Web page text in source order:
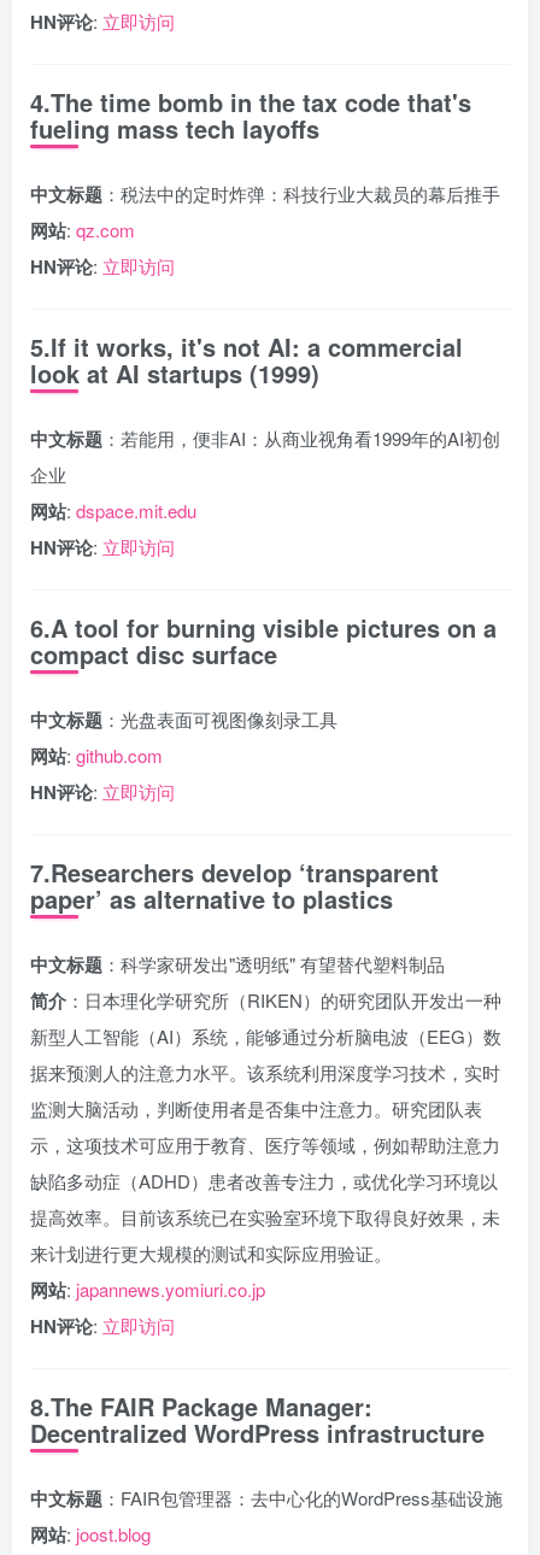
HN评论: 立即访问
4.The time bomb in the tax code that's
fueling mass tech layoffs
中文标题 ：税法中的定时炸弹：科技行业大裁员的幕后推手
网站: qz.com
HN评论: 立即访问
5.If it works, it's not AI: a commercial
look at AI startups (1999)
中文标题 ：若能用，便非AI：从商业视角看1999年的AI初创
企业
网站: dspace.mit.edu
HN评论: 立即访问
6.A tool for burning visible pictures on a
compact disc surface
中文标题 ：光盘表面可视图像刻录工具
网站: github.com
HN评论: 立即访问
7.Researchers develop ‘transparent
paper’ as alternative to plastics
中文标题 ：科学家研发出"透明纸" 有望替代塑料制品
简介 ：日本理化学研究所（RIKEN）的研究团队开发出一种
新型人工智能（AI）系统，能够通过分析脑电波（EEG）数
据来预测人的注意力水平。该系统利用深度学习技术，实时
监测大脑活动，判断使用者是否集中注意力。研究团队表
示，这项技术可应用于教育、医疗等领域，例如帮助注意力
缺陷多动症（ADHD）患者改善专注力，或优化学习环境以
提高效率。目前该系统已在实验室环境下取得良好效果，未
来计划进行更大规模的测试和实际应用验证。
网站: japannews.yomiuri.co.jp
HN评论: 立即访问
8.The FAIR Package Manager:
Decentralized WordPress infrastructure
中文标题 ：FAIR包管理器：去中心化的WordPress基础设施
网站: joost.blog